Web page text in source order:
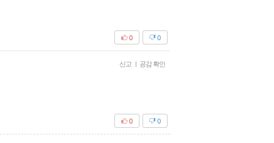
0
0
신고 | 공감 확인
0
0